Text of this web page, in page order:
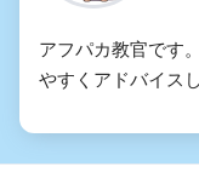
アフパカ教官です
やすくアドバイス